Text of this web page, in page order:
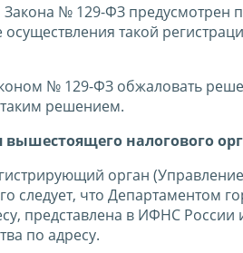
Закона № 129-ФЗ предусмотрен
осуществления такой
№ 129-ФЗ обжаловать
решением.
вышестоящего налогового
орган
следует, что Департаментом
представлена в ИФНС России
по адресу.